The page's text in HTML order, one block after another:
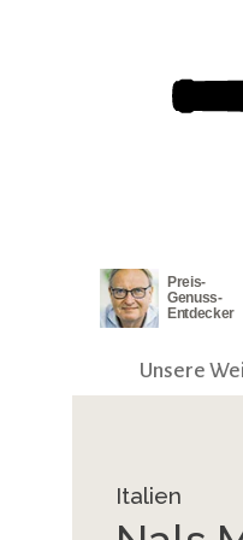
Preis-
Genuss-
Entdecker
Unsere
Italien